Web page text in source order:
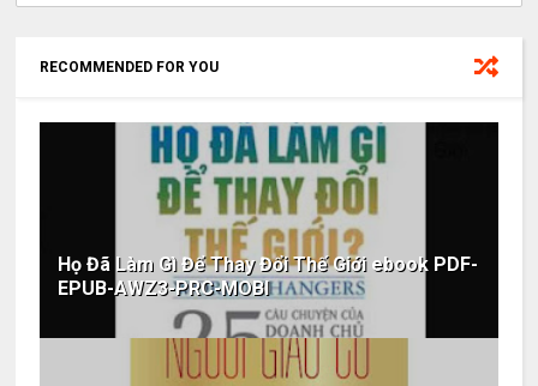
RECOMMENDED FOR YOU
Họ Đã Làm Gì Để Thay Đổi Thế Giới ebook PDF-
EPUB-AWZ3-PRC-MOBI